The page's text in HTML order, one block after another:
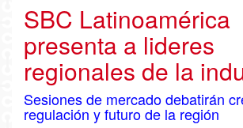
SBC Latinoamérica
presenta a lideres
regionales de la
Sesiones de mercado debatirán
regulación y futuro de la región